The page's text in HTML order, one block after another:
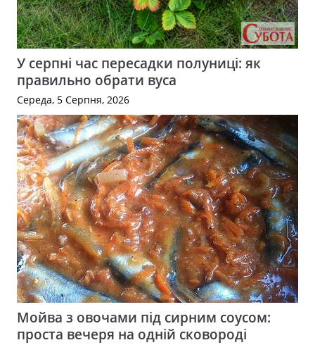
У серпні час пересадки полуниці: як
правильно обрати вуса
Середа, 5 Серпня, 2026
Мойва з овочами під сирним соусом:
проста вечеря на одній сковороді